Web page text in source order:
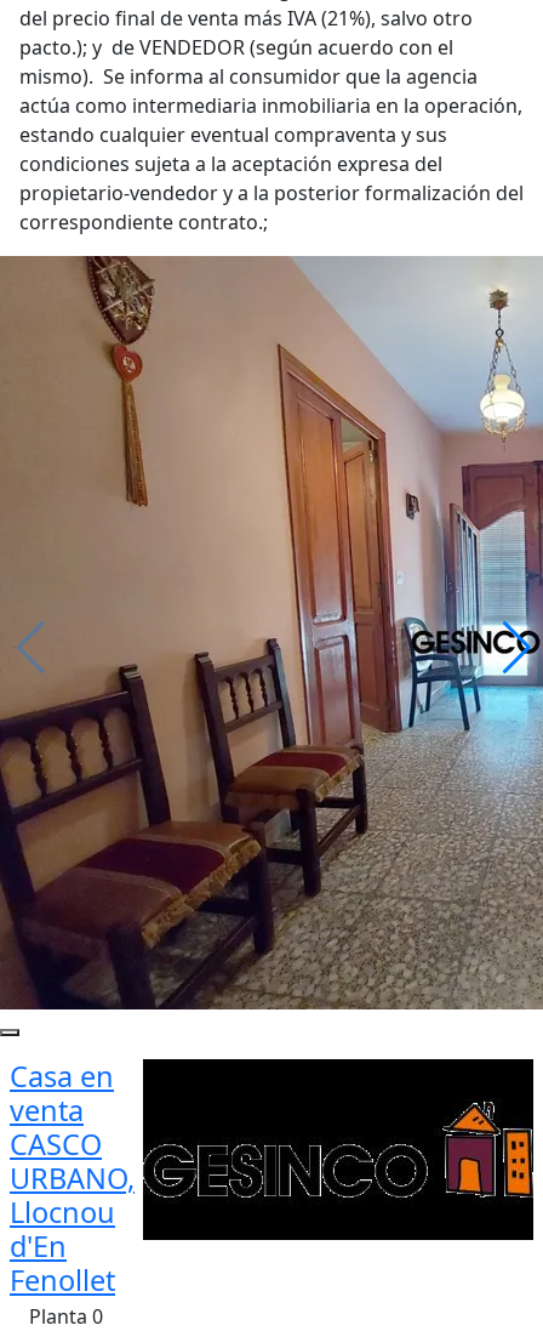
del precio final de venta más IVA (21%), salvo otro
pacto.); y de VENDEDOR (según acuerdo con el
mismo). Se informa al consumidor que la agencia
actúa como intermediaria inmobiliaria en la operación,
estando cualquier eventual compraventa y sus
condiciones sujeta a la aceptación expresa del
propietario-vendedor y a la posterior formalización del
correspondiente contrato.;
Casa en
venta
CASCO
URBANO,
Llocnou
d'En
Fenollet
Planta 0